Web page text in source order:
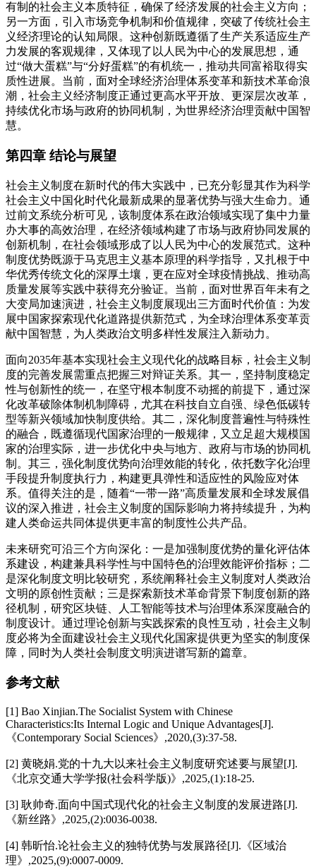
有制的社会主义本质特征，确保了经济发展的社会主义方向；
另一方面，引入市场竞争机制和价值规律，突破了传统社会主
义经济理论的认知局限。这种创新既遵循了生产关系适应生产
力发展的客观规律，又体现了以人民为中心的发展思想，通
过“做大蛋糕”与“分好蛋糕”的有机统一，推动共同富裕取得实
质性进展。当前，面对全球经济治理体系变革和新技术革命浪
潮，社会主义经济制度正通过更高水平开放、更深层次改革，
持续优化市场与政府的协同机制，为世界经济治理贡献中国智
慧。
第四章 结论与展望
社会主义制度在新时代的伟大实践中，已充分彰显其作为科学
社会主义中国化时代化最新成果的显著优势与强大生命力。通
过前文系统分析可见，该制度体系在政治领域实现了集中力量
办大事的高效治理，在经济领域构建了市场与政府协同发展的
创新机制，在社会领域形成了以人民为中心的发展范式。这种
制度优势既源于马克思主义基本原理的科学指导，又扎根于中
华优秀传统文化的深厚土壤，更在应对全球疫情挑战、推动高
质量发展等实践中获得充分验证。当前，面对世界百年未有之
大变局加速演进，社会主义制度展现出三方面时代价值：为发
展中国家探索现代化道路提供新范式，为全球治理体系变革贡
献中国智慧，为人类政治文明多样性发展注入新动力。
面向2035年基本实现社会主义现代化的战略目标，社会主义制
度的完善发展需重点把握三对辩证关系。其一，坚持制度稳定
性与创新性的统一，在坚守根本制度不动摇的前提下，通过深
化改革破除体制机制障碍，尤其在科技自立自强、绿色低碳转
型等新兴领域加快制度供给。其二，深化制度普遍性与特殊性
的融合，既遵循现代国家治理的一般规律，又立足超大规模国
家的治理实际，进一步优化中央与地方、政府与市场的协同机
制。其三，强化制度优势向治理效能的转化，依托数字化治理
手段提升制度执行力，构建更具弹性和适应性的风险应对体
系。值得关注的是，随着“一带一路”高质量发展和全球发展倡
议的深入推进，社会主义制度的国际影响力将持续提升，为构
建人类命运共同体提供更丰富的制度性公共产品。
未来研究可沿三个方向深化：一是加强制度优势的量化评估体
系建设，构建兼具科学性与中国特色的治理效能评价指标；二
是深化制度文明比较研究，系统阐释社会主义制度对人类政治
文明的原创性贡献；三是探索新技术革命背景下制度创新的路
径机制，研究区块链、人工智能等技术与治理体系深度融合的
制度设计。通过理论创新与实践探索的良性互动，社会主义制
度必将为全面建设社会主义现代化国家提供更为坚实的制度保
障，同时为人类社会制度文明演进谱写新的篇章。
参考文献
[1] Bao Xinjian.The Socialist System with Chinese
Characteristics:Its Internal Logic and Unique Advantages[J].
《Contemporary Social Sciences》,2020,(3):37-58.
[2] 黄晓娟.党的十九大以来社会主义制度研究述要与展望[J].
《北京交通大学学报(社会科学版)》,2025,(1):18-25.
[3] 耿帅奇.面向中国式现代化的社会主义制度的发展进路[J].
《新丝路》,2025,(2):0036-0038.
[4] 韩昕怡.论社会主义的独特优势与发展路径[J].《区域治
理》,2025,(9):0007-0009.